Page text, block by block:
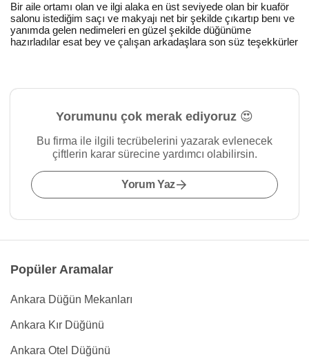
Bir aile ortamı olan ve ilgi alaka en üst seviyede olan bir kuaför
salonu istediğim saçı ve makyajı net bir şekilde çıkartıp benı ve
yanımda gelen nedimeleri en güzel şekilde düğünüme
hazırladılar esat bey ve çalışan arkadaşlara son süz teşekkürler
Yorumunu çok merak ediyoruz 😍
Bu firma ile ilgili tecrübelerini yazarak evlenecek
çiftlerin karar sürecine yardımcı olabilirsin.
Yorum Yaz
Popüler Aramalar
Ankara Düğün Mekanları
Ankara Kır Düğünü
Ankara Otel Düğünü